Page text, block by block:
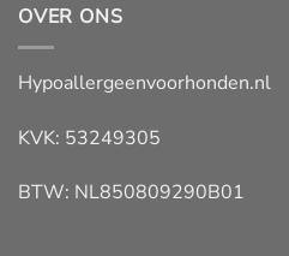
OVER ONS
Hypoallergeenvoorhonden.nl
KVK: 53249305
BTW: NL850809290B01